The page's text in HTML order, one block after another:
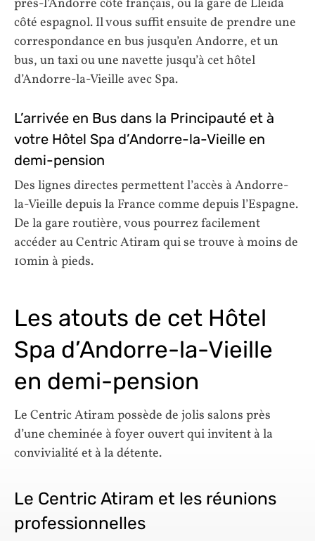
près-l’Andorre côté français, ou la gare de Lleida
côté espagnol. Il vous suffit ensuite de prendre une
correspondance en bus jusqu’en Andorre, et un
bus, un taxi ou une navette jusqu’à cet hôtel
d’Andorre-la-Vieille avec Spa.
L’arrivée en Bus dans la Principauté et à
votre Hôtel Spa d’Andorre-la-Vieille en
demi-pension
Des lignes directes permettent l’accès à Andorre-
la-Vieille depuis la France comme depuis l’Espagne.
De la gare routière, vous pourrez facilement
accéder au Centric Atiram qui se trouve à moins de
10min à pieds.
Les atouts de cet Hôtel
Spa d’Andorre-la-Vieille
en demi-pension
Le Centric Atiram possède de jolis salons près
d’une cheminée à foyer ouvert qui invitent à la
convivialité et à la détente.
Le Centric Atiram et les réunions
professionnelles